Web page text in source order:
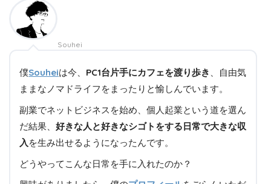
Souhei
僕Souheiは今、 PC1台片手にカフェを渡り歩き 、自由気
ままなノマドライフをまったりと愉しんでいます。
副業でネットビジネスを始め、個人起業という道を選ん
だ結果、好きな人と好きなシゴトをする日常で大きな収
入を生み出せるようになったんです。
どうやってこんな日常を手に入れたのか？